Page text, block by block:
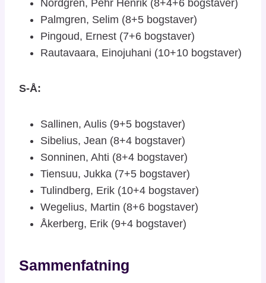
Nordgren, Pehr Henrik (8+4+6 bogstaver)
Palmgren, Selim (8+5 bogstaver)
Pingoud, Ernest (7+6 bogstaver)
Rautavaara, Einojuhani (10+10 bogstaver)
S-Å:
Sallinen, Aulis (9+5 bogstaver)
Sibelius, Jean (8+4 bogstaver)
Sonninen, Ahti (8+4 bogstaver)
Tiensuu, Jukka (7+5 bogstaver)
Tulindberg, Erik (10+4 bogstaver)
Wegelius, Martin (8+6 bogstaver)
Åkerberg, Erik (9+4 bogstaver)
Sammenfatning